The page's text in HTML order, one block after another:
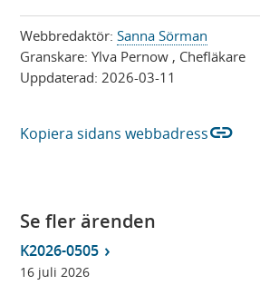
Webbredaktör:Sanna Sörman
Granskare:Ylva Pernow , Chefläkare
Uppdaterad:2026-03-11
Kopiera sidans webbadresslink
Se fler ärenden
K2026-0505
16 juli 2026